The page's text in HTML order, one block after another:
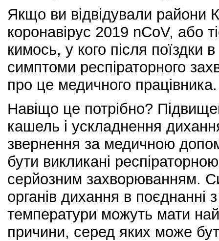
Якщо ви відвідували райони
коронавірус 2019 nCoV, або
кимось, у кого після поїздки
симптоми респіраторного
про це медичного працівника.
Навіщо це потрібно?
кашель і ускладнення
звернення за медичною
бути викликані
серйозним захворюванням.
органів дихання в поєднанні
температури можуть мати
причини, серед яких може